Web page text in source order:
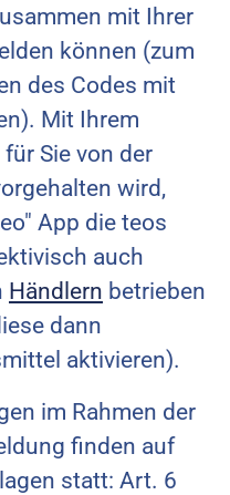
mit Ihrer
können (zum
des Codes mit
Mit Ihrem
Sie von der
wird,
App die teos
auch
Händlern betrieben
dann
aktivieren).
im Rahmen der
finden auf
statt: Art. 6